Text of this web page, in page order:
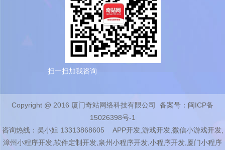
扫一扫加我咨询
Copyright @ 2016 厦门奇站网络科技有限公司 备案号： 闽ICP备
15026398号-1
咨询热线：吴小姐 13313868605 APP开发,游戏开发,微信小游戏开发,
漳州小程序开发,软件定制开发,泉州小程序开发,小程序开发,厦门小程序